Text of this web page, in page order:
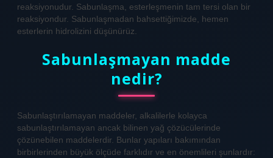
reaksiyonudur. Sabunlaşma, esterleşmenin tam tersi olan bir
reaksiyondur. Sabunlaşmadan bahsettiğimizde, hemen
esterlerin hidrolizini düşünürüz.
Sabunlaşmayan madde
nedir?
Sabunlaştırılamayan maddeler, alkalilerle kolayca
sabunlaştırılamayan ancak bilinen yağ çözücülerinde
çözünebilen maddelerdir. Bunlar yapıları bakımından
birbirlerinden büyük ölçüde farklıdır ve en önemlileri şunlardır: